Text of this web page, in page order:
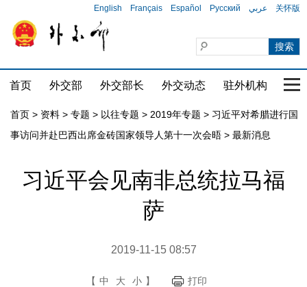
English Français Español Русский عربي 关怀版
首页 外交部 外交部长 外交动态 驻外机构 国
首页 > 资料 > 专题 > 以往专题 > 2019年专题 > 习近平对希腊进行国
事访问并赴巴西出席金砖国家领导人第十一次会晤 > 最新消息
习近平会见南非总统拉马福
萨
2019-11-15 08:57
【 中 大 小 】 打印